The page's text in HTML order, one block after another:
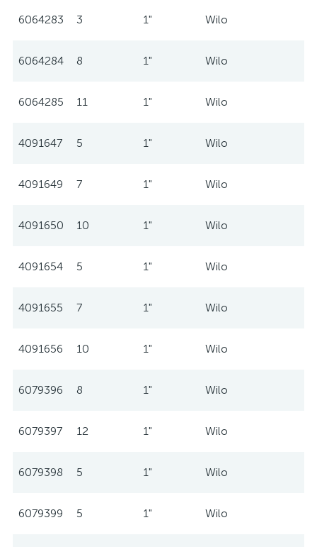
6064283 3 1" Wilo
6064284 8 1" Wilo
6064285 11 1" Wilo
4091647 5 1" Wilo
4091649 7 1" Wilo
4091650 10 1" Wilo
4091654 5 1" Wilo
4091655 7 1" Wilo
4091656 10 1" Wilo
6079396 8 1" Wilo
6079397 12 1" Wilo
6079398 5 1" Wilo
6079399 5 1" Wilo